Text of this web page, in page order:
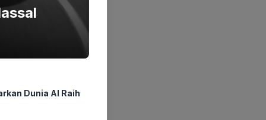
Dunia AI Raih